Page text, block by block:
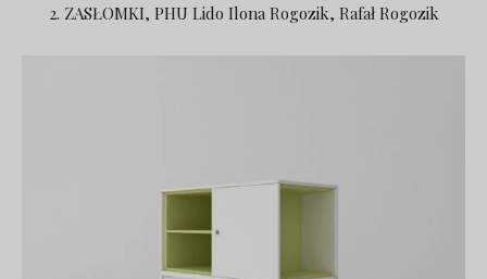
2. ZASŁOMKI, PHU Lido Ilona Rogozik, Rafał Rogozik